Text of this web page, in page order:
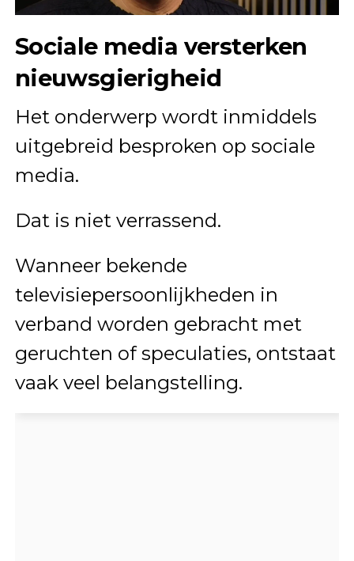
Sociale media versterken
nieuwsgierigheid
Het onderwerp wordt inmiddels
uitgebreid besproken op sociale
media.
Dat is niet verrassend.
Wanneer bekende
televisiepersoonlijkheden in
verband worden gebracht met
geruchten of speculaties, ontstaat
vaak veel belangstelling.